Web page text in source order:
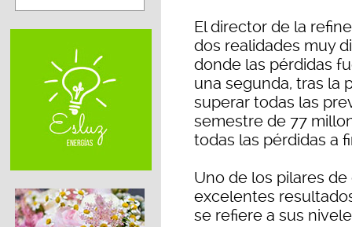
El director de la
dos realidades muy
donde las pérdidas
una segunda, tras la
superar todas las
semestre de 77
todas las pérdidas a
Uno de los pilares
excelentes
se refiere a sus